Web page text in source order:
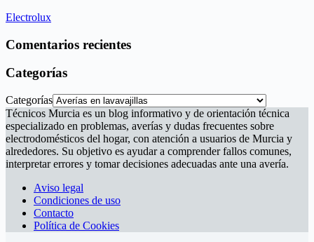
Electrolux
Comentarios recientes
Categorías
Categorías
Técnicos Murcia es un blog informativo y de orientación técnica
especializado en problemas, averías y dudas frecuentes sobre
electrodomésticos del hogar, con atención a usuarios de Murcia y
alrededores. Su objetivo es ayudar a comprender fallos comunes,
interpretar errores y tomar decisiones adecuadas ante una avería.
Aviso legal
Condiciones de uso
Contacto
Política de Cookies